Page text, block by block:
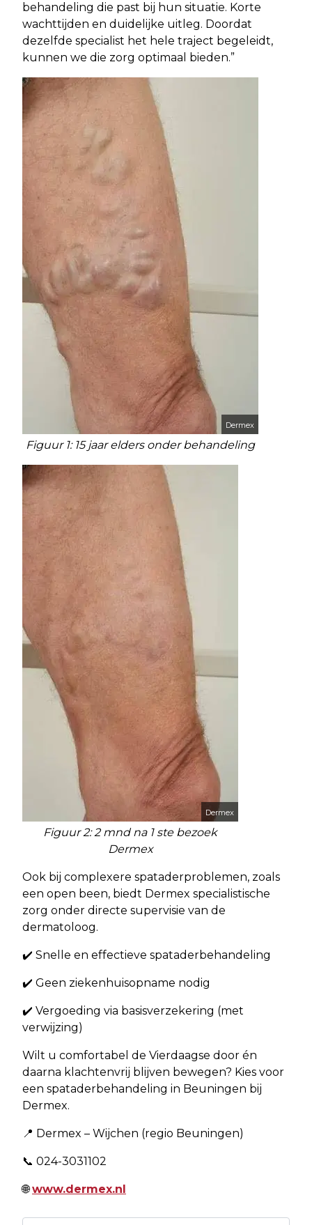
behandeling die past bij hun situatie. Korte
wachttijden en duidelijke uitleg. Doordat
dezelfde specialist het hele traject begeleidt,
kunnen we die zorg optimaal bieden.”
Dermex
Figuur 1: 15 jaar elders onder behandeling
Dermex
Figuur 2: 2 mnd na 1 ste bezoek
Dermex
Ook bij complexere spataderproblemen, zoals
een open been, biedt Dermex specialistische
zorg onder directe supervisie van de
dermatoloog.
✔️ Snelle en effectieve spataderbehandeling
✔️ Geen ziekenhuisopname nodig
✔️ Vergoeding via basisverzekering (met
verwijzing)
Wilt u comfortabel de Vierdaagse door én
daarna klachtenvrij blijven bewegen? Kies voor
een spataderbehandeling in Beuningen bij
Dermex.
📍 Dermex – Wijchen (regio Beuningen)
📞 024-3031102
🌐www.dermex.nl